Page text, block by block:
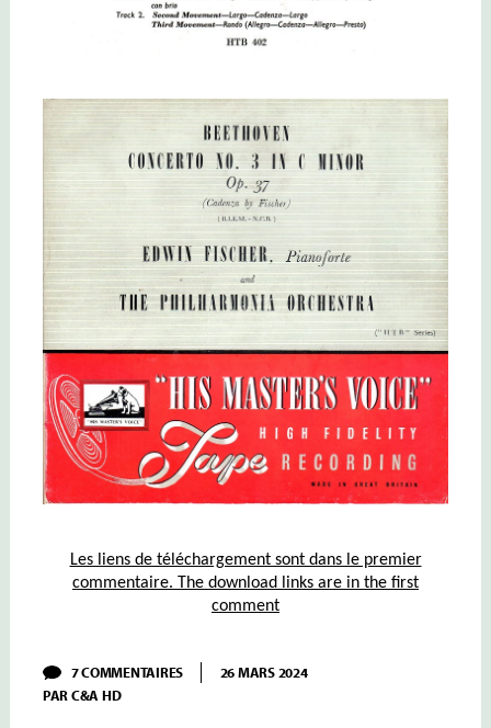
Les liens de téléchargement sont dans le premier
commentaire. The download links are in the first
comment
7 COMMENTAIRES SUR
FISCHER
26 MARS 2024
PAR C&A HD